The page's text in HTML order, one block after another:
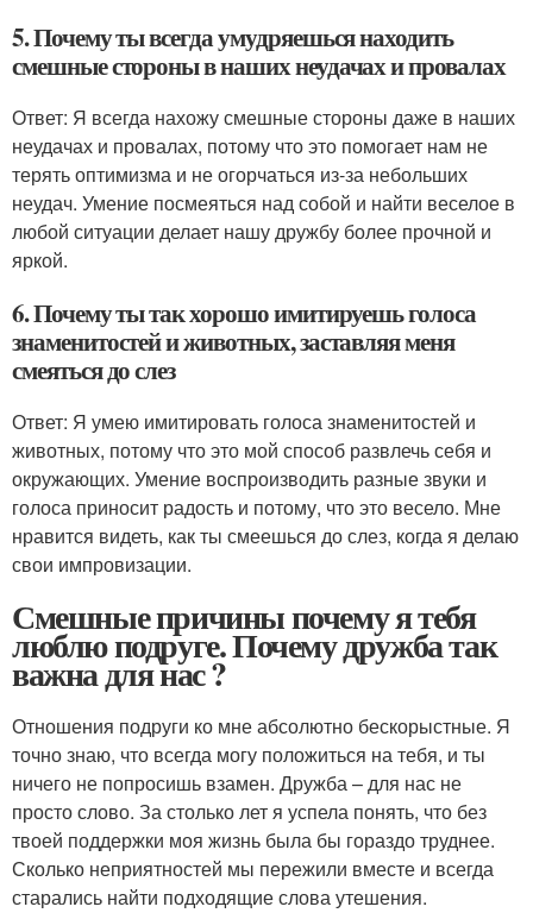
5. Почему ты всегда умудряешься находить
смешные стороны в наших неудачах и провалах
Ответ: Я всегда нахожу смешные стороны даже в наших
неудачах и провалах, потому что это помогает нам не
терять оптимизма и не огорчаться из-за небольших
неудач. Умение посмеяться над собой и найти веселое в
любой ситуации делает нашу дружбу более прочной и
яркой.
6. Почему ты так хорошо имитируешь голоса
знаменитостей и животных, заставляя меня
смеяться до слез
Ответ: Я умею имитировать голоса знаменитостей и
животных, потому что это мой способ развлечь себя и
окружающих. Умение воспроизводить разные звуки и
голоса приносит радость и потому, что это весело. Мне
нравится видеть, как ты смеешься до слез, когда я делаю
свои импровизации.
Смешные причины почему я тебя
люблю подруге. Почему дружба так
важна для нас ?
Отношения подруги ко мне абсолютно бескорыстные. Я
точно знаю, что всегда могу положиться на тебя, и ты
ничего не попросишь взамен. Дружба – для нас не
просто слово. За столько лет я успела понять, что без
твоей поддержки моя жизнь была бы гораздо труднее.
Сколько неприятностей мы пережили вместе и всегда
старались найти подходящие слова утешения.